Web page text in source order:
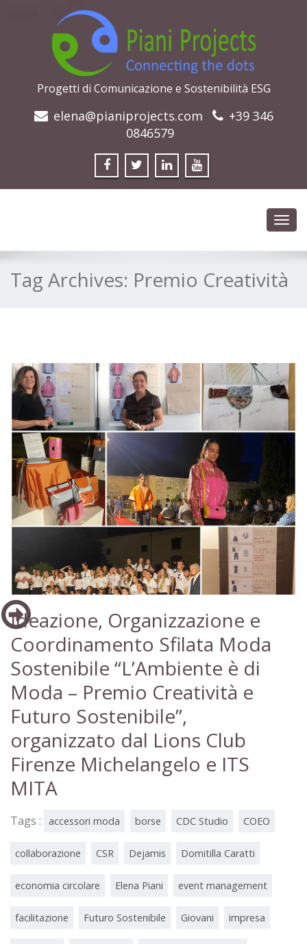
Progetti di Comunicazione e Sostenibilità ESG
elena@pianiprojects.com
+39 346
0846579
Tag Archives: Premio Creatività
Ideazione, Organizzazione e
Coordinamento Sfilata Moda
Sostenibile “L’Ambiente è di
Moda – Premio Creatività e
Futuro Sostenibile”,
organizzato dal Lions Club
Firenze Michelangelo e ITS
MITA
Tags : accessori moda borse CDC Studio COEO
collaborazione CSR Dejamis Domitilla Caratti
economia circolare Elena Piani event management
facilitazione Futuro Sostenibile Giovani impresa